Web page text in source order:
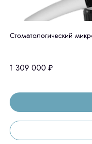
Стоматологический
1 309 000 ₽